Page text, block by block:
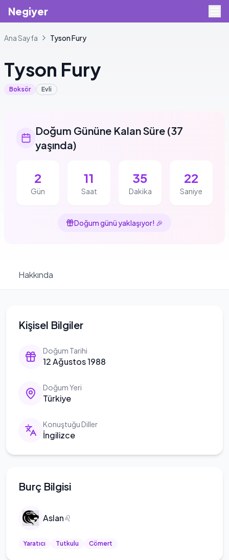
Negiyer
Ana Sayfa TysonFury
Tyson Fury
Boksör Evli
Doğum Gününe Kalan Süre (37
yaşında)
2
Gün
11
Saat
35
Dakika
21
Saniye
Doğum günü yaklaşıyor! 🎉
Hakkında
Kişisel Bilgiler
Doğum Tarihi
12 Ağustos 1988
Doğum Yeri
Türkiye
Konuştuğu Diller
İngilizce
Burç Bilgisi
Aslan♌
Yaratıcı Tutkulu Cömert